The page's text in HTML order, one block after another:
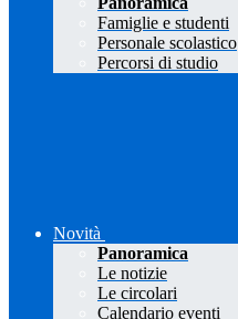
Famiglie e studenti
Personale scolastico
Percorsi di studio
Novità
Panoramica
Le notizie
Le circolari
Calendario eventi